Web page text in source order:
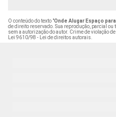
O conteúdo do texto "Onde Alugar Espaço
de direito reservado. Sua reprodução, parcial
sem a autorização do autor. Crime de violação
Lei 9610/98 - Lei de direitos autorais